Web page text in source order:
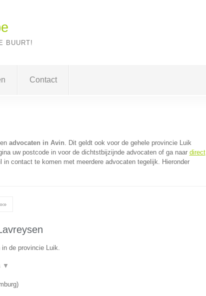
BUURT!
Contact
advocaten in Avin. Dit geldt ook voor de gehele provincie Luik
uw postcode in voor de dichtstbijzijnde advocaten of ga naar direct
contact te komen met meerdere advocaten tegelijk. Hieronder
»»
de provincie Luik.
▼
)